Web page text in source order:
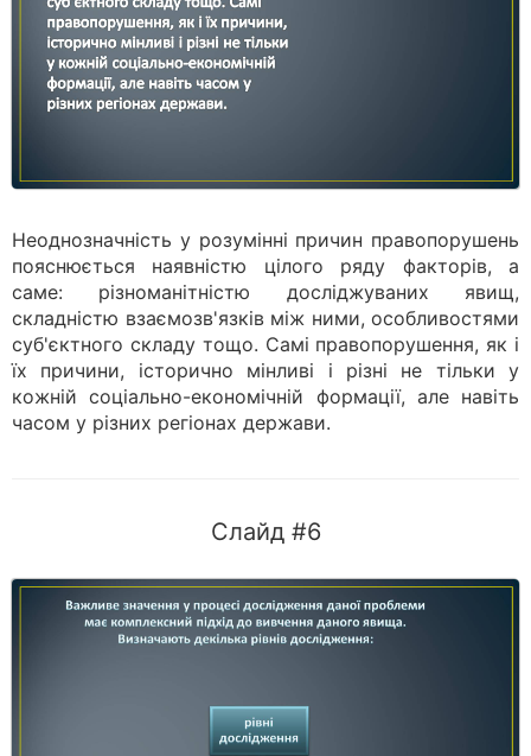
Неоднозначність у розумінні причин правопорушень
пояснюється наявністю цілого ряду факторів, а
саме: різноманітністю досліджуваних явищ,
складністю взаємозв'язків між ними, особливостями
суб'єктного складу тощо. Самі правопорушення, як і
їх причини, історично мінливі і різні не тільки у
кожній соціально-економічній формації, але навіть
часом у різних регіонах держави.
Слайд #6